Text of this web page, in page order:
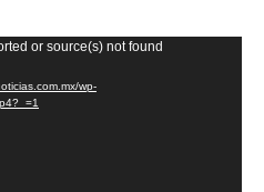
or source(s) not found
wp-